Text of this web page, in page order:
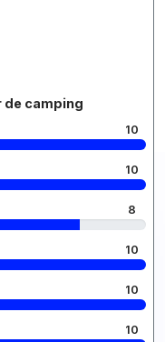
de camping
10
10
8
10
10
10